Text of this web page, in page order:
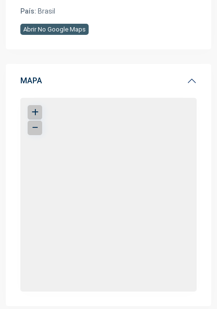
País: Brasil
Abrir No Google Maps
MAPA